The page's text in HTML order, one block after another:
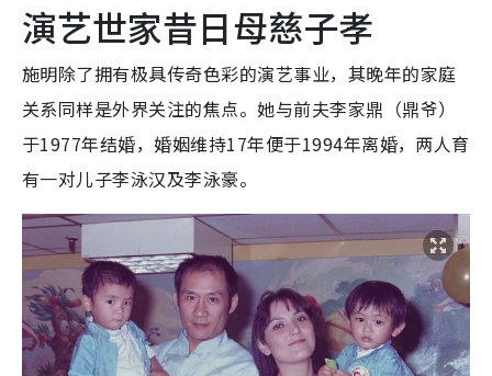
演艺世家昔日母慈子孝
施明除了拥有极具传奇色彩的演艺事业，其晚年的家庭
关系同样是外界关注的焦点。她与前夫李家鼎（鼎爷）
于1977年结婚，婚姻维持17年便于1994年离婚，两人育
有一对儿子李泳汉及李泳豪。